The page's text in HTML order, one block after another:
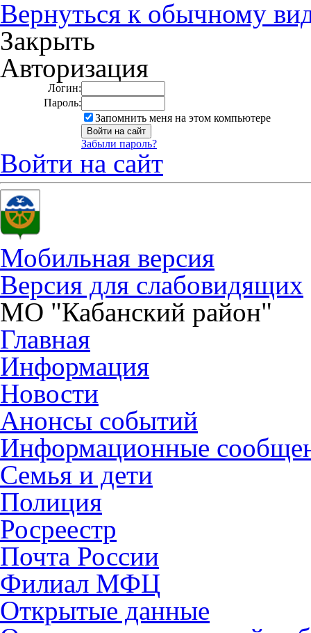
Вернуться к обычному
Закрыть
Авторизация
Логин:
Пароль:
Запомнить меня на этом компьютере
Забыли пароль?
Войти на сайт
Мобильная версия
Версия для слабовидящих
МО "Кабанский район"
Главная
Информация
Новости
Анонсы событий
Информационные
Семья и дети
Полиция
Росреестр
Почта России
Филиал МФЦ
Открытые данные